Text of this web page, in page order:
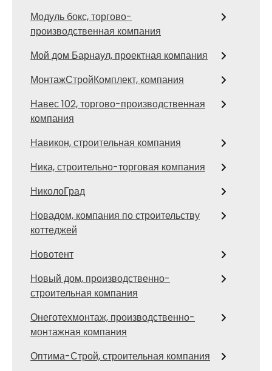
Модуль бокс, торгово-
производственная компания
Мой дом Барнаул, проектная компания
МонтажСтройКомплект, компания
Навес 102, торгово-производственная
компания
Навикон, строительная компания
Ника, строительно-торговая компания
НиколоГрад
Новадом, компания по строительству
коттеджей
Новотент
Новый дом, производственно-
строительная компания
Онеготехмонтаж, производственно-
монтажная компания
Оптима-Строй, строительная компания